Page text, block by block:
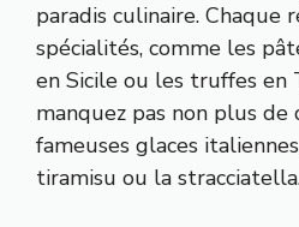
paradis culinaire. Chaque
spécialités, comme les
en Sicile ou les truffes en
manquez pas non plus
fameuses glaces
tiramisu ou la